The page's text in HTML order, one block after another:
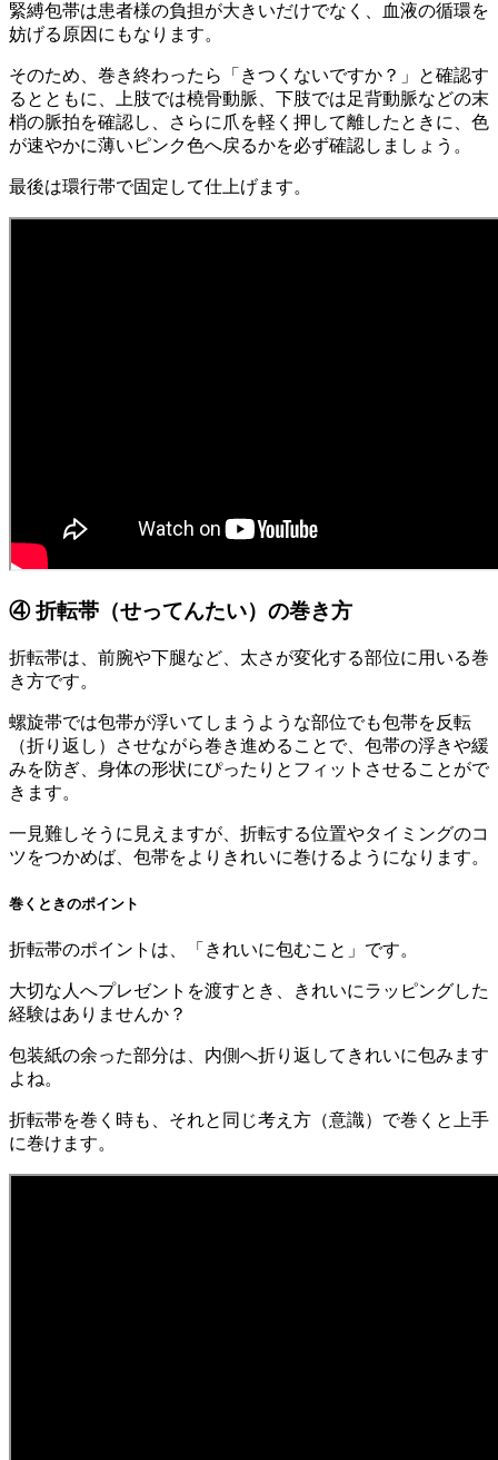
緊縛包帯は患者様の負担が大きいだけでなく、血液の循環を
妨げる原因にもなります。
そのため、巻き終わったら「きつくないですか？」と確認す
るとともに、上肢では橈骨動脈、下肢では足背動脈などの末
梢の脈拍を確認し、さらに爪を軽く押して離したときに、色
が速やかに薄いピンク色へ戻るかを必ず確認しましょう。
最後は環行帯で固定して仕上げます。
④ 折転帯（せってんたい）の巻き方
折転帯は、前腕や下腿など、太さが変化する部位に用いる巻
き方です。
螺旋帯では包帯が浮いてしまうような部位でも包帯を反転
（折り返し）させながら巻き進めることで、包帯の浮きや緩
みを防ぎ、身体の形状にぴったりとフィットさせることがで
きます。
一見難しそうに見えますが、折転する位置やタイミングのコ
ツをつかめば、包帯をよりきれいに巻けるようになります。
巻くときのポイント
折転帯のポイントは、「きれいに包むこと」です。
大切な人へプレゼントを渡すとき、きれいにラッピングした
経験はありませんか？
包装紙の余った部分は、内側へ折り返してきれいに包みます
よね。
折転帯を巻く時も、それと同じ考え方（意識）で巻くと上手
に巻けます。